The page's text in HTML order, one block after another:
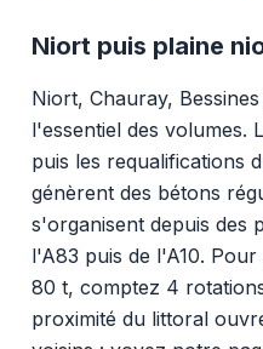
Niort puis plaine
Niort, Chauray,
l'essentiel des volumes.
puis les requalifications
génèrent des bétons
s'organisent depuis des
l'A83 puis de l'A10.
80 t, comptez 4
proximité du littoral